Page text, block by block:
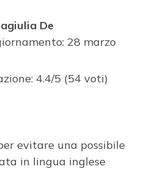
De
28 marzo
4.4/5 (54 voti)
evitare una possibile
in lingua inglese